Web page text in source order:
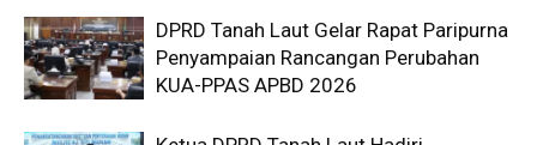
DPRD Tanah Laut Gelar Rapat Paripurna
Penyampaian Rancangan Perubahan
KUA-PPAS APBD 2026